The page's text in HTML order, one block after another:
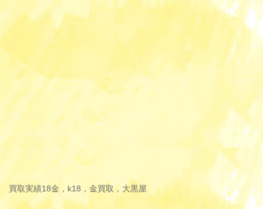
買取実績18金，k18，金買取，大黒屋